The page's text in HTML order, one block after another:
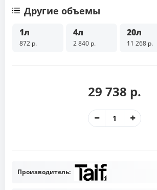
Другие объемы
1л
872 р.
4л
2 840 р.
20л
11 268 р.
29 738 р.
Производитель: